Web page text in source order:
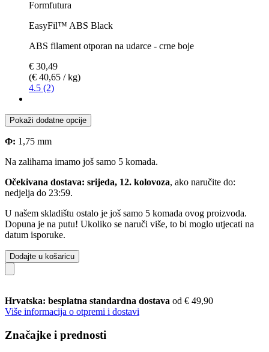
Formfutura
EasyFil™ ABS Black
ABS filament otporan na udarce - crne boje
€ 30,49
(€ 40,65 / kg)
4.5 (2)
Pokaži dodatne opcije
Φ: 1,75 mm
Na zalihama imamo još samo 5 komada.
Očekivana dostava: srijeda, 12. kolovoza, ako naručite do:
nedjelja do 23:59.
U našem skladištu ostalo je još samo 5 komada ovog proizvoda.
Dopuna je na putu! Ukoliko se naruči više, to bi moglo utjecati na
datum isporuke.
Dodajte u košaricu
Hrvatska: besplatna standardna dostava od € 49,90
Više informacija o otpremi i dostavi
Značajke i prednosti